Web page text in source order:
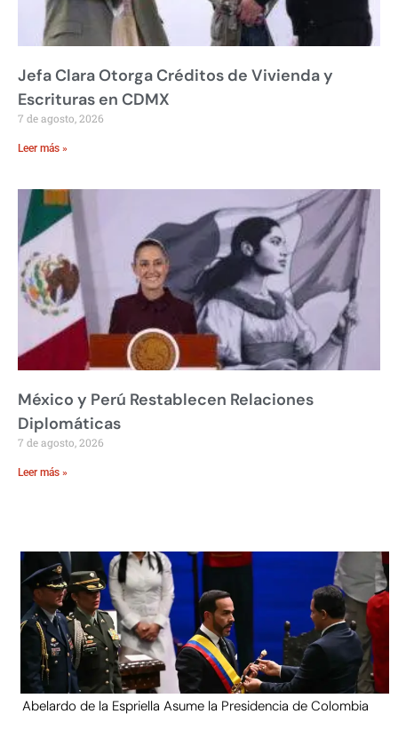
Jefa Clara Otorga Créditos de Vivienda y
Escrituras en CDMX
7 de agosto, 2026
Leer más »
México y Perú Restablecen Relaciones
Diplomáticas
7 de agosto, 2026
Leer más »
Abelardo de la Espriella Asume la Presidencia de Colombia